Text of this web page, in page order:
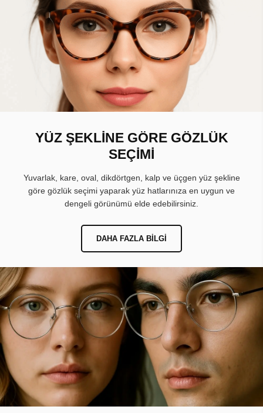
YÜZ ŞEKLİNE GÖRE GÖZLÜK
SEÇİMİ
Yuvarlak, kare, oval, dikdörtgen, kalp ve üçgen yüz şekline
göre gözlük seçimi yaparak yüz hatlarınıza en uygun ve
dengeli görünümü elde edebilirsiniz.
DAHA FAZLA BILGI